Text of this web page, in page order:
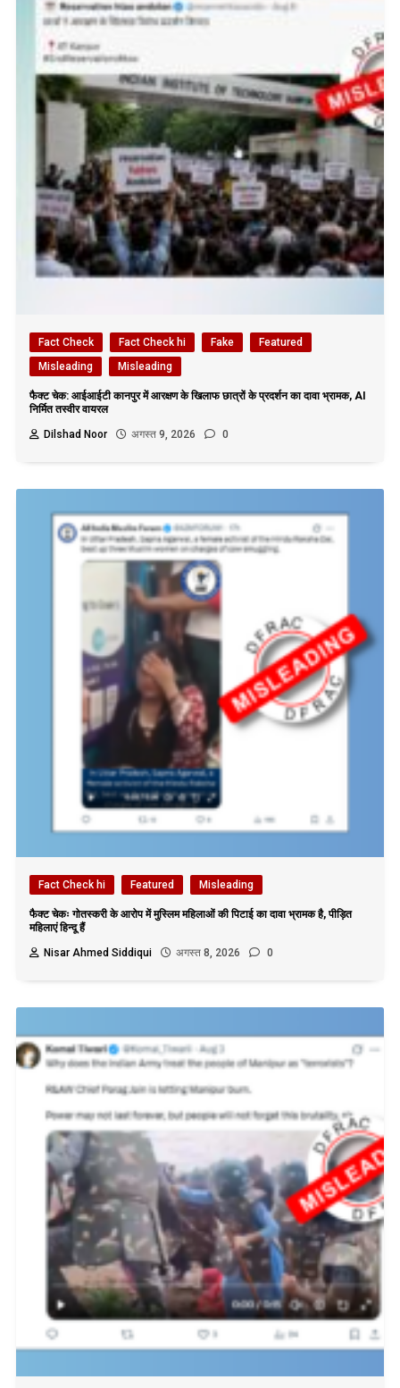
Fact Check Fact Check hi Fake
Featured
Misleading
Misleading
फैक्ट चेक: आईआईटी कानपुर में आरक्षण के खिलाफ छात्रों के प्रदर्शन का दावा भ्रामक, AI
निर्मित तस्वीर वायरल
Dilshad Noor
अगस्त 9, 2026 0
Fact Check hi Featured Misleading
फैक्ट चेकः गोतस्करी के आरोप में मुस्लिम महिलाओं की पिटाई का दावा भ्रामक है, पीड़ित
महिलाएं हिन्दू हैं
Nisar Ahmed Siddiqui
अगस्त 8, 2026 0